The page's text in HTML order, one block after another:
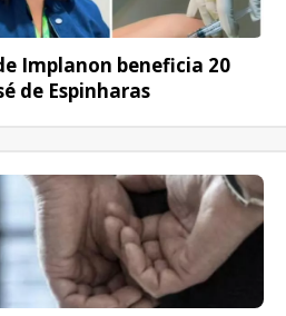
Implanon beneficia 20
de Espinharas